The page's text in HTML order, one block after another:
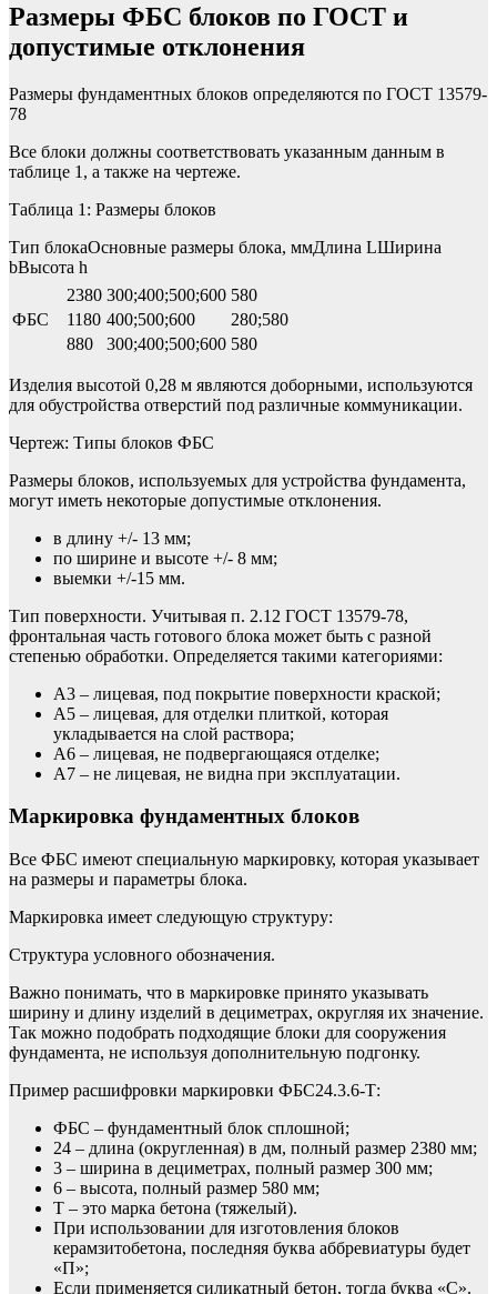
Размеры ФБС блоков по ГОСТ и
допустимые отклонения
Размеры фундаментных блоков определяются по ГОСТ 13579-
78
Все блоки должны соответствовать указанным данным в
таблице 1, а также на чертеже.
Таблица 1: Размеры блоков
Тип блокаОсновные размеры блока, ммДлина LШирина
bВысота h
ФБС
2380 300;400;500;600 580
1180 400;500;600
280;580
880
300;400;500;600 580
Изделия высотой 0,28 м являются доборными, используются
для обустройства отверстий под различные коммуникации.
Чертеж: Типы блоков ФБС
Размеры блоков, используемых для устройства фундамента,
могут иметь некоторые допустимые отклонения.
в длину +/- 13 мм;
по ширине и высоте +/- 8 мм;
выемки +/-15 мм.
Тип поверхности. Учитывая п. 2.12 ГОСТ 13579-78,
фронтальная часть готового блока может быть с разной
степенью обработки. Определяется такими категориями:
А3 – лицевая, под покрытие поверхности краской;
А5 – лицевая, для отделки плиткой, которая
укладывается на слой раствора;
А6 – лицевая, не подвергающаяся отделке;
А7 – не лицевая, не видна при эксплуатации.
Маркировка фундаментных блоков
Все ФБC имеют специальную маркировку, которая указывает
на размеры и параметры блока.
Маркировка имеет следующую структуру:
Структура условного обозначения.
Важно понимать, что в маркировке принято указывать
ширину и длину изделий в дециметрах, округляя их значение.
Так можно подобрать подходящие блоки для сооружения
фундамента, не используя дополнительную подгонку.
Пример расшифровки маркировки ФБС24.3.6-Т:
ФБС – фундаментный блок сплошной;
24 – длина (округленная) в дм, полный размер 2380 мм;
3 – ширина в дециметрах, полный размер 300 мм;
6 – высота, полный размер 580 мм;
Т – это марка бетона (тяжелый).
При использовании для изготовления блоков
керамзитобетона, последняя буква аббревиатуры будет
«П»;
Если применяется силикатный бетон, тогда буква «С».